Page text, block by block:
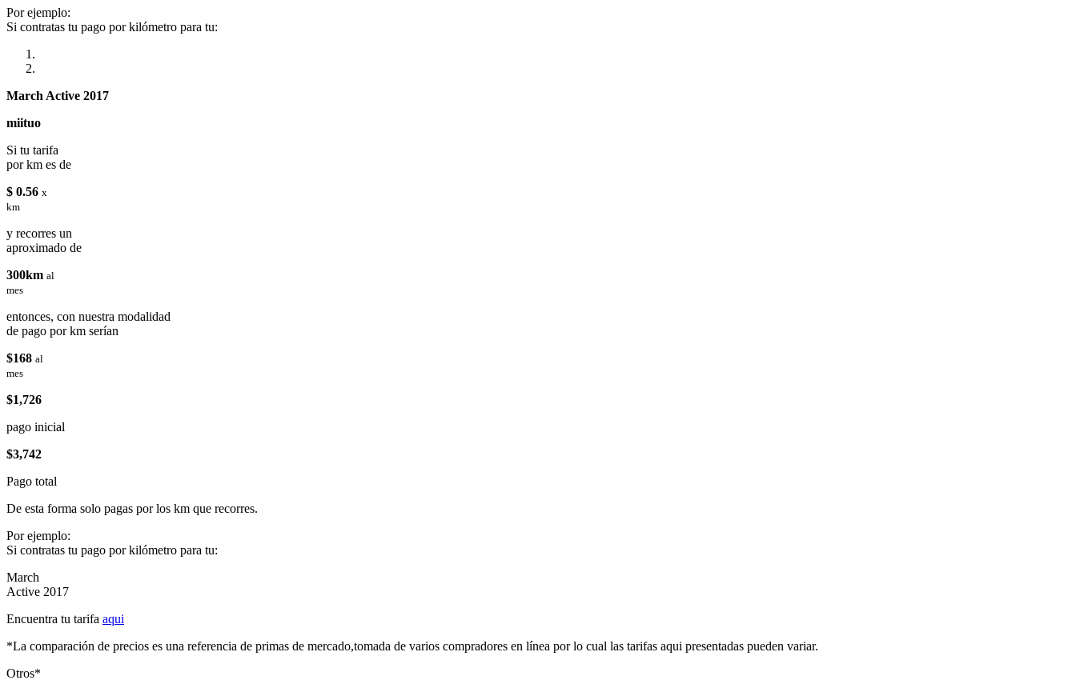
Por ejemplo:
Si contratas tu pago por kilómetro para tu:
March Active 2017
miituo
Si tu tarifa
por km es de
$ 0.56 x
km
y recorres un
aproximado de
300km al
mes
entonces, con nuestra modalidad
de pago por km serían
$168 al
mes
$1,726
pago inicial
$3,742
Pago total
De esta forma solo pagas por los km que recorres.
Por ejemplo:
Si contratas tu pago por kilómetro para tu:
March
Active 2017
Encuentra tu tarifa aqui
*La comparación de precios es una referencia de primas de mercado,tomada de varios compradores en línea por lo cual las tarifas aqui presentadas pueden variar.
Otros*